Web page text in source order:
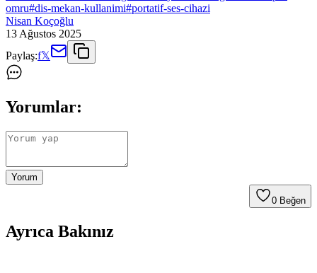
omru#dis-mekan-kullanimi#portatif-ses-cihazi
Nisan Koçoğlu
13 Ağustos 2025
Paylaş:f𝕏
Yorumlar:
Yorum
0 Beğen
Ayrıca Bakınız